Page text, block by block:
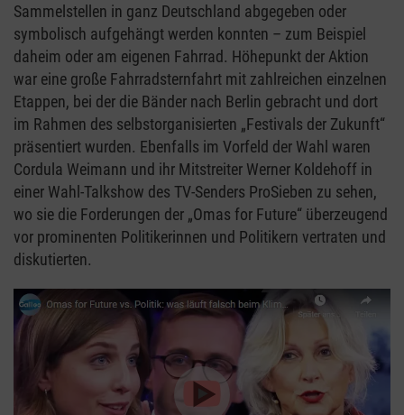
Sammelstellen in ganz Deutschland abgegeben oder
symbolisch aufgehängt werden konnten – zum Beispiel
daheim oder am eigenen Fahrrad. Höhepunkt der Aktion
war eine große Fahrradsternfahrt mit zahlreichen einzelnen
Etappen, bei der die Bänder nach Berlin gebracht und dort
im Rahmen des selbstorganisierten „Festivals der Zukunft“
präsentiert wurden. Ebenfalls im Vorfeld der Wahl waren
Cordula Weimann und ihr Mitstreiter Werner Koldehoff in
einer Wahl-Talkshow des TV-Senders ProSieben zu sehen,
wo sie die Forderungen der „Omas for Future“ überzeugend
vor prominenten Politikerinnen und Politikern vertraten und
diskutierten.